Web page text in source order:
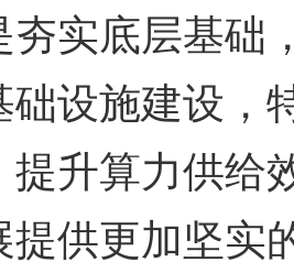
底层基础
础设施建设，
提升算力供给
提供更加坚实